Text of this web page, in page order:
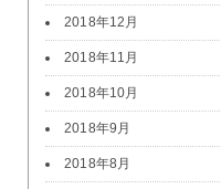
2018年12月
2018年11月
2018年10月
2018年9月
2018年8月